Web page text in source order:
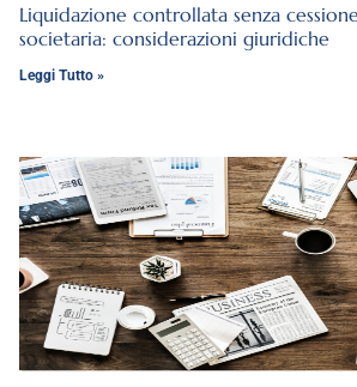
Liquidazione controllata senza
societaria: considerazioni giuridiche
Leggi Tutto »